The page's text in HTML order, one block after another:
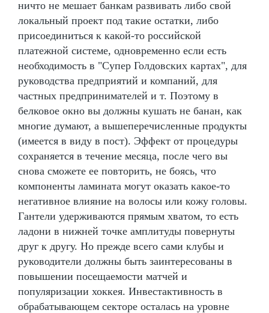
ничто не мешает банкам развивать либо свой
локальный проект под такие остатки, либо
присоединиться к какой-то российской
платежной системе, одновременно если есть
необходимость в "Супер Голдовских картах", для
руководства предприятий и компаний, для
частных предпринимателей и т. Поэтому в
белковое окно вы должны кушать не банан, как
многие думают, а вышеперечисленные продукты
(имеется в виду в пост). Эффект от процедуры
сохраняется в течение месяца, после чего вы
снова сможете ее повторить, не боясь, что
компоненты ламината могут оказать какое-то
негативное влияние на волосы или кожу головы.
Гантели удерживаются прямым хватом, то есть
ладони в нижней точке амплитуды повернуты
друг к другу. Но прежде всего сами клубы и
руководители должны быть заинтересованы в
повышении посещаемости матчей и
популяризации хоккея. Инвестактивность в
обрабатывающем секторе осталась на уровне